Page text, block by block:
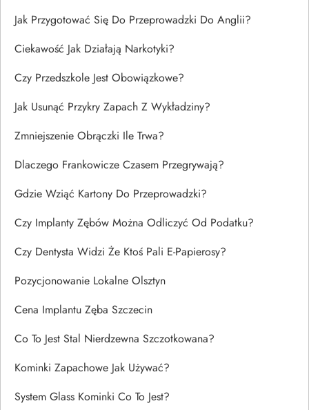
Jak Przygotować Się Do Przeprowadzki Do Anglii?
Ciekawość Jak Działają Narkotyki?
Czy Przedszkole Jest Obowiązkowe?
Jak Usunąć Przykry Zapach Z Wykładziny?
Zmniejszenie Obrączki Ile Trwa?
Dlaczego Frankowicze Czasem Przegrywają?
Gdzie Wziąć Kartony Do Przeprowadzki?
Czy Implanty Zębów Można Odliczyć Od Podatku?
Czy Dentysta Widzi Że Ktoś Pali E-Papierosy?
Pozycjonowanie Lokalne Olsztyn
Cena Implantu Zęba Szczecin
Co To Jest Stal Nierdzewna Szczotkowana?
Kominki Zapachowe Jak Używać?
System Glass Kominki Co To Jest?